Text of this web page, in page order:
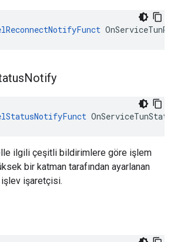
Notify
ilgili çeşitli bildirimlere göre işlem
bir katman tarafından ayarlanan
işaretçisi.